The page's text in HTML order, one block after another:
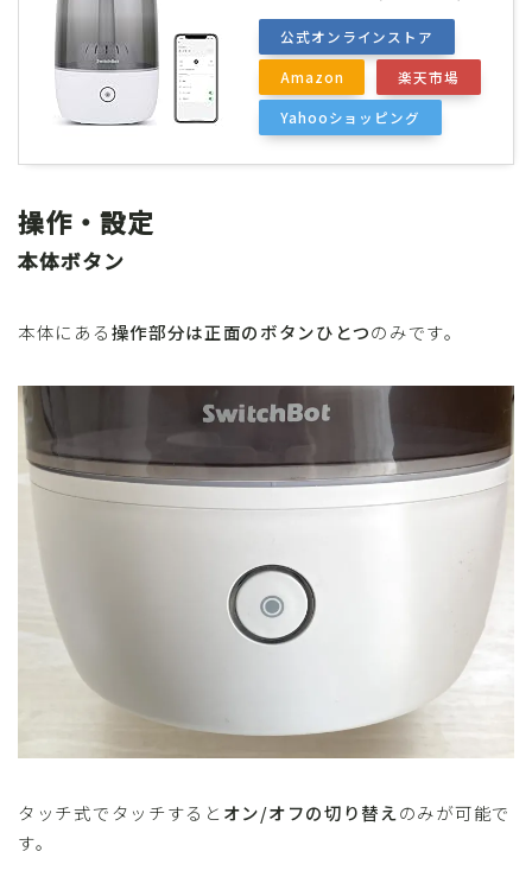
公式オンラインストア
Amazon 楽天市場
Yahooショッピング
操作・設定
本体ボタン
本体にある操作部分は正面のボタンひとつのみです。
タッチ式でタッチすると オン/オフの切り替えのみが可能で
す。